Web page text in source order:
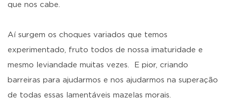
que nos cabe.
Aí surgem os choques variados que temos
experimentado, fruto todos de nossa imaturidade e
mesmo leviandade muitas vezes. E pior, criando
barreiras para ajudarmos e nos ajudarmos na superação
de todas essas lamentáveis mazelas morais.